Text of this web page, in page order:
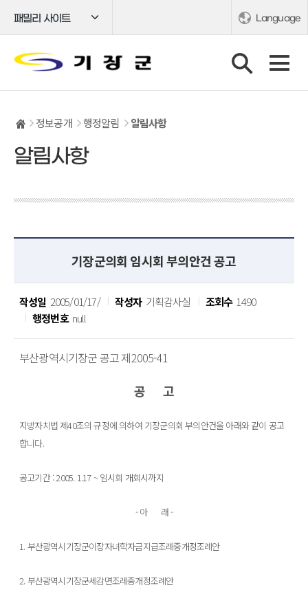
패밀리 사이트 Language
정보공개 행정알림 알림사항
알림사항
기장군의회 임시회 부의안건 공고
작성일 2005/01/17/ 작성자 기획감사실 조회수 1490
행정번호 null
부산광역시기장군 공고 제2005-41
공      고
지방자치법 제40조의 규정에 의하여 기장군의회 부의안건을 아래와 같이 공고
합니다.
공고기간 : 2005. 1.17 ~ 임시회 개회시까지
- 아      래 -
1. 부산광역시기장군이장자녀학자금지급조례중개정조례안
2. 부산광역시기장군세감면조레중개정조례안